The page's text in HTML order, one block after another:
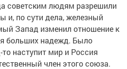
советским людям разрешили
и, по сути дела, железный
Запад изменил отношение к
больших надежд. Было
наступит мир и Россия
член этого союза.